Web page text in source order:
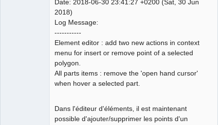
Date: 2018-06-30 23:41:27 +0200 (Sat, 30 Jun
2018)
Log Message:
-----------
Element editor : add two new actions in context
menu for insert or remove point of a selected
polygon.
All parts items : remove the 'open hand cursor'
when hover a selected part.
Dans l'éditeur d'éléments, il est maintenant
possible d'ajouter/supprimer les points d'un